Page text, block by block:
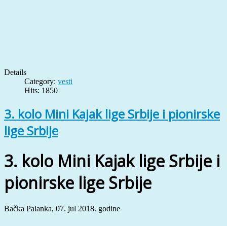
Details
Category: vesti
Hits: 1850
3. kolo Mini Kajak lige Srbije i pionirske
lige Srbije
3. kolo Mini Kajak lige Srbije i
pionirske lige Srbije
Bačka Palanka, 07. jul 2018. godine